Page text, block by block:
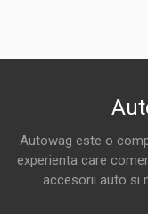
Autowag este o
experienta care
accesorii auto si